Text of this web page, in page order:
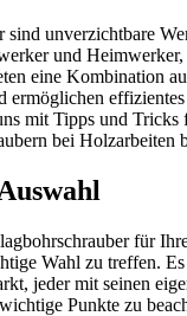
sind unverzichtbare
und Heimwerker,
eine Kombination
ermöglichen
mit Tipps und Tricks
bei Holzarbeiten
für
Wahl zu treffen.
jeder mit seinen
Punkte zu